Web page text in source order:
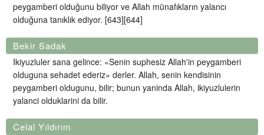
peygamberi olduğunu biliyor ve Allah münafıkların yalancı
olduğuna tanıklık ediyor. [643][644]
Bekir Sadak
Ikiyuzluler sana gelince: «Senin suphesiz Allah'in peygamberi
olduguna sehadet ederiz» derler. Allah, senin kendisinin
peygamberi oldugunu, bilir; bunun yaninda Allah, ikiyuzlulerin
yalanci olduklarini da bilir.
Celal Yıldırım